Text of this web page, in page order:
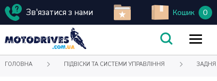
Зв'язатися з нами Кошик 0
ГОЛОВНА ПІДВІСКИ ТА СИСТЕМИ УПРАВЛІННЯ ЗАДНЯ